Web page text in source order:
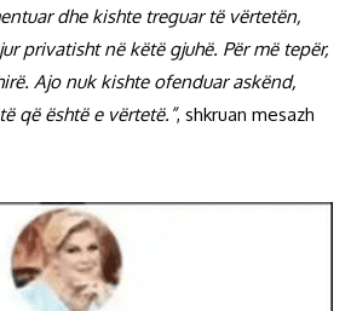
dhe kishte treguar të vërtetën,
privatisht në këtë gjuhë. Për më tepër,
Ajo nuk kishte ofenduar askënd,
që është e vërtetë.”, shkruan mesazh